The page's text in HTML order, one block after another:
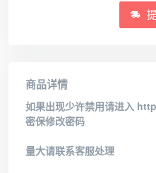
商品详情
如果出现少许禁用请进入
密保修改密码
量大请联系客服处理